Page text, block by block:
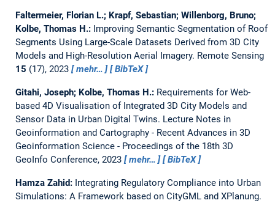
Faltermeier, Florian L.; Krapf, Sebastian; Willenborg, Bruno;
Kolbe, Thomas H.: Improving Semantic Segmentation of Roof
Segments Using Large-Scale Datasets Derived from 3D City
Models and High-Resolution Aerial Imagery. Remote Sensing
15 (17), 2023 mehr… BibTeX
Gitahi, Joseph; Kolbe, Thomas H.: Requirements for Web-
based 4D Visualisation of Integrated 3D City Models and
Sensor Data in Urban Digital Twins. Lecture Notes in
Geoinformation and Cartography - Recent Advances in 3D
Geoinformation Science - Proceedings of the 18th 3D
GeoInfo Conference, 2023
mehr… BibTeX
Hamza Zahid: Integrating Regulatory Compliance into Urban
Simulations: A Framework based on CityGML and XPlanung.